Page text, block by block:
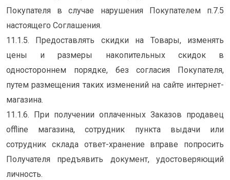
Покупателя в случае нарушения Покупателем п.7.5
настоящего Соглашения.
11.1.5. Предоставлять скидки на Товары, изменять
цены и размеры накопительных скидок в
одностороннем порядке, без согласия Покупателя,
путем размещения таких изменений на сайте интернет-
магазина.
11.1.6. При получении оплаченных Заказов продавец
offline магазина, сотрудник пункта выдачи или
сотрудник склада ответ-хранение вправе попросить
Получателя предъявить документ, удостоверяющий
личность.